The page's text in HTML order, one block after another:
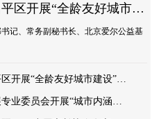
中国市长协会赴北京市昌平区开展“全龄友好城市建设”专题调研
记、常务副秘书长、北京爱尔公益基